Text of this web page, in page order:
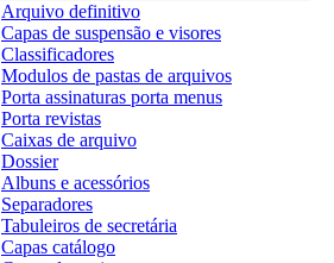
Arquivo definitivo
Capas de suspensão e visores
Classificadores
Modulos de pastas de arquivos
Porta assinaturas porta menus
Porta revistas
Caixas de arquivo
Dossier
Albuns e acessórios
Separadores
Tabuleiros de secretária
Capas catálogo